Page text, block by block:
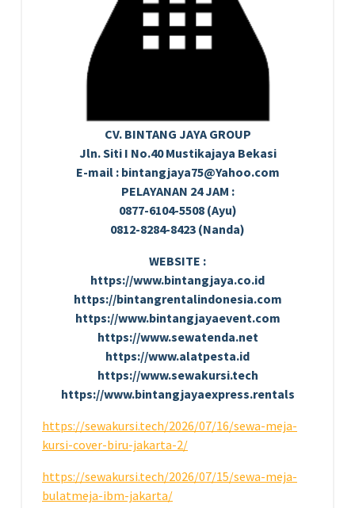
CV. BINTANG JAYA GROUP
Jln. Siti I No.40 Mustikajaya Bekasi
E-mail : bintangjaya75@Yahoo.com
PELAYANAN 24 JAM :
0877-6104-5508 (Ayu)
0812-8284-8423 (Nanda)
WEBSITE :
https://www.bintangjaya.co.id
https://bintangrentalindonesia.com
https://www.bintangjayaevent.com
https://www.sewatenda.net
https://www.alatpesta.id
https://www.sewakursi.tech
https://www.bintangjayaexpress.rentals
https://sewakursi.tech/2026/07/16/sewa-meja-
kursi-cover-biru-jakarta-2/
https://sewakursi.tech/2026/07/15/sewa-meja-
bulatmeja-ibm-jakarta/